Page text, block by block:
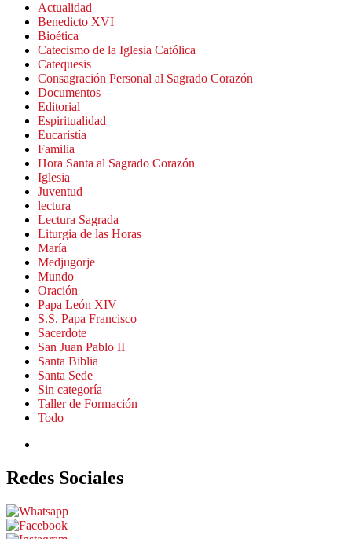
Actualidad
Benedicto XVI
Bioética
Catecismo de la Iglesia Católica
Catequesis
Consagración Personal al Sagrado Corazón
Documentos
Editorial
Espiritualidad
Eucaristía
Familia
Hora Santa al Sagrado Corazón
Iglesia
Juventud
lectura
Lectura Sagrada
Liturgia de las Horas
María
Medjugorje
Mundo
Oración
Papa León XIV
S.S. Papa Francisco
Sacerdote
San Juan Pablo II
Santa Biblia
Santa Sede
Sin categoría
Taller de Formación
Todo
Redes Sociales